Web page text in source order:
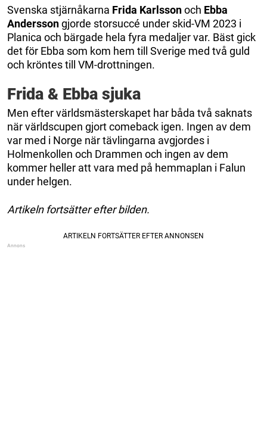
Svenska stjärnåkarna Frida Karlssonoch Ebba
Anderssongjorde storsuccé under skid-VM 2023 i
Planica och bärgade hela fyra medaljer var. Bäst gick
det för Ebba som kom hem till Sverige med två guld
och kröntes till VM-drottningen.
Frida & Ebba sjuka
Men efter världsmästerskapet har båda två saknats
när världscupen gjort comeback igen. Ingen av dem
var med i Norge när tävlingarna avgjordes i
Holmenkollen och Drammen och ingen av dem
kommer heller att vara med på hemmaplan i Falun
under helgen.
Artikeln fortsätter efter bilden.